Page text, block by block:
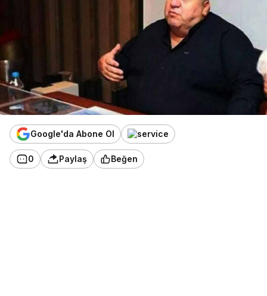
Google'da Abone Ol
0 Paylaş Beğen